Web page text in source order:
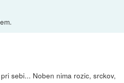
sebi... Noben nima rozic, srckov,